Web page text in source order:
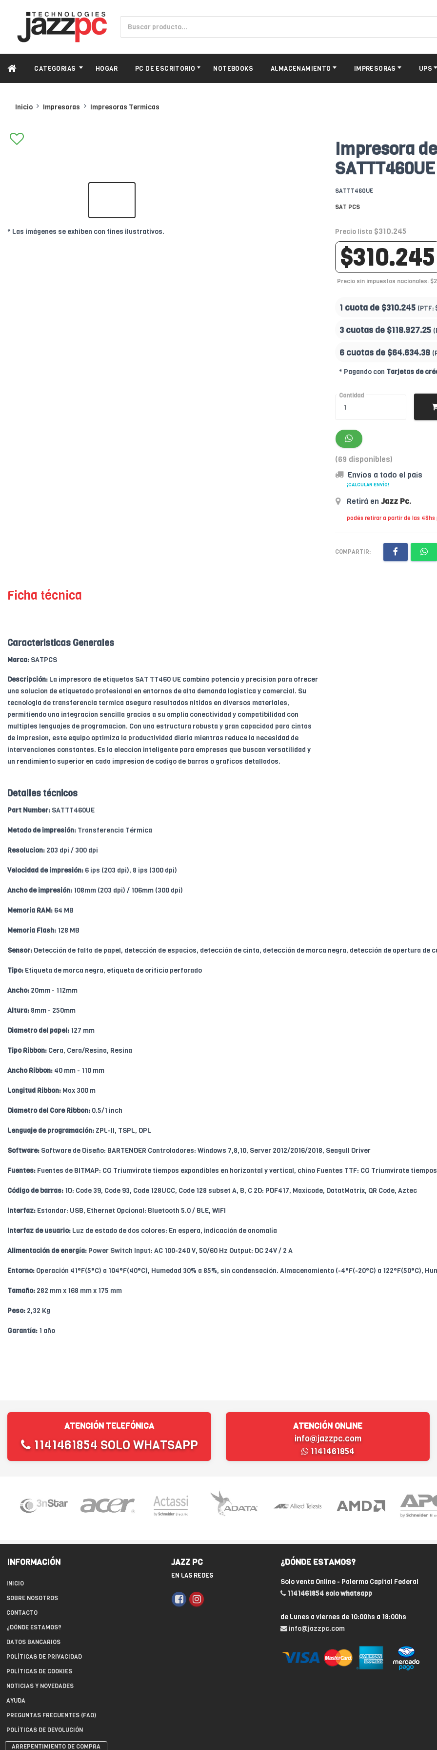
CATEGORIAS HOGAR PC DE ESCRITORIO NOTEBOOKS ALMACENAMIENTO IMPRESORAS UPS
Inicio Impresoras Impresoras Termicas
* Las imágenes se exhiben con fines ilustrativos.
Impresora
SATTT460UE
SATTT460UE
SAT PCS
Precio lista $310.245
$310.245
Precio sin impuestos nacionales:
1 cuota de $310.245 (PTF:
3 cuotas de $118.927.25
6 cuotas de $64.634.38
* Pagando con Tarjetas de
Cantidad
(69 disponibles)
Envíos a todo el país
¡CALCULAR ENVÍO!
Retirá en Jazz Pc.
podés retirar a partir de las 48hs
COMPARTIR:
Ficha técnica
Caracteristicas Generales
Marca: SATPCS
Descripción: La impresora de etiquetas SAT TT460 UE combina potencia y precision para ofrecer
una solucion de etiquetado profesional en entornos de alta demanda logistica y comercial. Su
tecnologia de transferencia termica asegura resultados nitidos en diversos materiales,
permitiendo una integracion sencilla gracias a su amplia conectividad y compatibilidad con
multiples lenguajes de programacion. Con una estructura robusta y gran capacidad para cintas
de impresion, este equipo optimiza la productividad diaria mientras reduce la necesidad de
intervenciones constantes. Es la eleccion inteligente para empresas que buscan versatilidad y
un rendimiento superior en cada impresion de codigo de barras o graficos detallados.
Detalles técnicos
Part Number: SATTT460UE
Metodo de impresión: Transferencia Térmica
Resolucion: 203 dpi / 300 dpi
Velocidad de impresión: 6 ips (203 dpi), 8 ips (300 dpi)
Ancho de impresión: 108mm (203 dpi) / 106mm (300 dpi)
Memoria RAM: 64 MB
Memoria Flash: 128 MB
Sensor: Detección de falta de papel, detección de espacios, detección de cinta, detección de marca negra, detección de apertura de
Tipo: Etiqueta de marca negra, etiqueta de orificio perforado
Ancho: 20mm - 112mm
Altura: 8mm - 250mm
Diametro del papel: 127 mm
Tipo Ribbon: Cera, Cera/Resina, Resina
Ancho Ribbon: 40 mm - 110 mm
Longitud Ribbon: Max 300 m
Diametro del Core Ribbon: 0.5/1 inch
Lenguaje de programación: ZPL-II, TSPL, DPL
Software: Software de Diseño: BARTENDER Controladores: Windows 7,8,10, Server 2012/2016/2018, Seagull Driver
Fuentes: Fuentes de BITMAP: CG Triumvirate tiempos expandibles en horizontal y vertical, chino Fuentes TTF: CG Triumvirate
Código de barras: 1D: Code 39, Code 93, Code 128UCC, Code 128 subset A, B, C 2D: PDF417, Maxicode, DatatMatrix, QR Code, Aztec
Interfaz: Estandar: USB, Ethernet Opcional: Bluetooth 5.0 / BLE, WIFI
Interfaz de usuario: Luz de estado de dos colores: En espera, indicación de anomalía
Alimentación de energía: Power Switch Input: AC 100-240 V, 50/60 Hz Output: DC 24V / 2 A
Entorno: Operación 41°F(5°C) a 104°F(40°C), Humedad 30% a 85%, sin condensación. Almacenamiento (-4°F(-20°C) a 122°F(50°C),
Tamaño: 282 mm x 168 mm x 175 mm
Peso: 2,32 Kg
Garantía: 1 año
ATENCIÓN TELEFÓNICA
1141461854 SOLO WHATSAPP
ATENCIÓN ONLINE
info@jazzpc.com
1141461854
INFORMACIÓN
INICIO
SOBRE NOSOTROS
CONTACTO
¿DÓNDE ESTAMOS?
DATOS BANCARIOS
POLÍTICAS DE PRIVACIDAD
POLÍTICAS DE COOKIES
NOTICIAS Y NOVEDADES
AYUDA
PREGUNTAS FRECUENTES (FAQ)
POLÍTICAS DE DEVOLUCIÓN
ARREPENTIMIENTO DE COMPRA
JAZZ PC
EN LAS REDES
¿DÓNDE ESTAMOS?
Solo venta Online - Palermo Capital Federal
1141461854 solo whatsapp
de Lunes a viernes de 10:00hs a 18:00hs
info@jazzpc.com